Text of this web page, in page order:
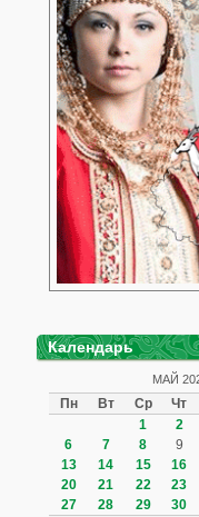
Календарь
МАЙ
Пн Вт Ср Чт
1 2
6
7 8 9
13
14 15 16
20
21 22 23
27
28 29 30